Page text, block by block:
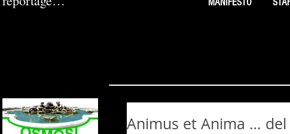
Animus et Anima …